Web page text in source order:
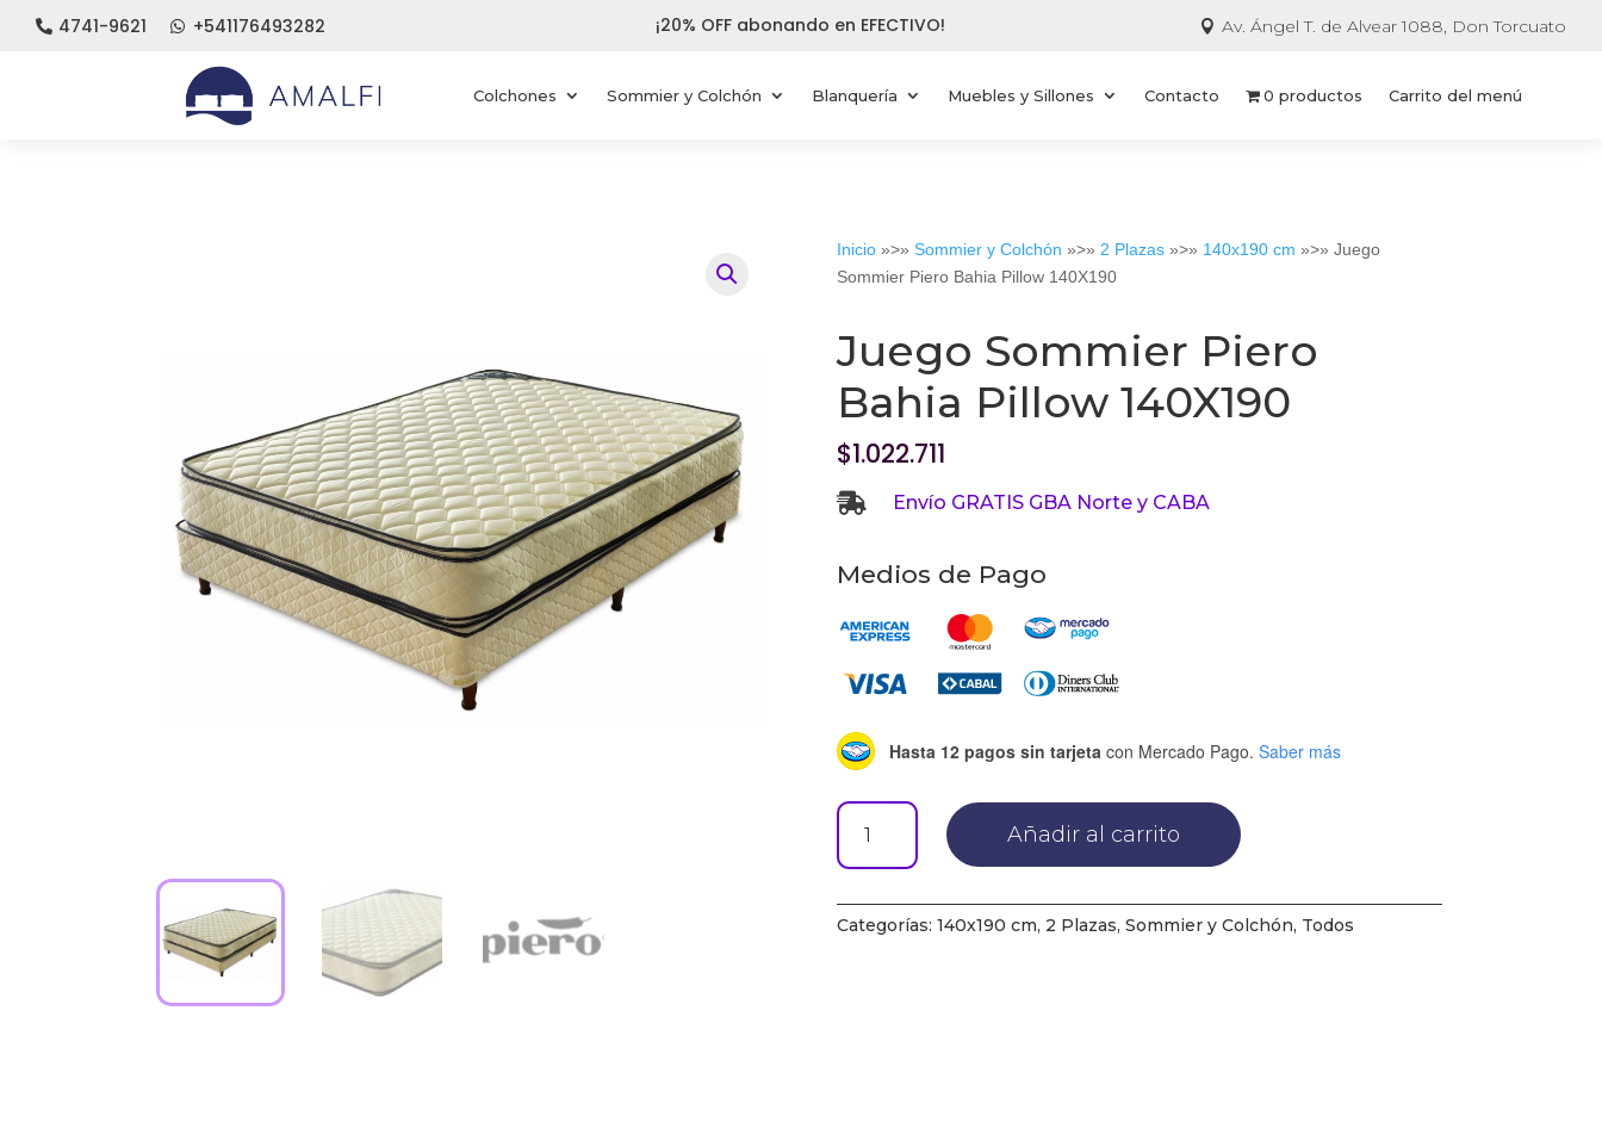
 4741-9621  +541176493282 ¡20% OFF abonando en EFECTIVO!  Av. Ángel T. de Alvear 1088, Don Torcuato
Colchones Sommier y Colchón Blanquería Muebles y Sillones Contacto 0 productos Carrito del menú
Inicio»>» Sommier y Colchón »>» 2 Plazas»>» 140x190 cm »>» Juego
Sommier Piero Bahia Pillow 140X190
Juego Sommier Piero
Bahia Pillow 140X190
$1.022.711
 Envío GRATIS GBA Norte y CABA
Medios de Pago
Hasta 12 pagos sin tarjeta con Mercado Pago. Saber más
Juego
Sommier
Piero
Pillow
Añadir al carrito
Categorías: 140x190 cm, 2 Plazas, Sommier y Colchón, Todos